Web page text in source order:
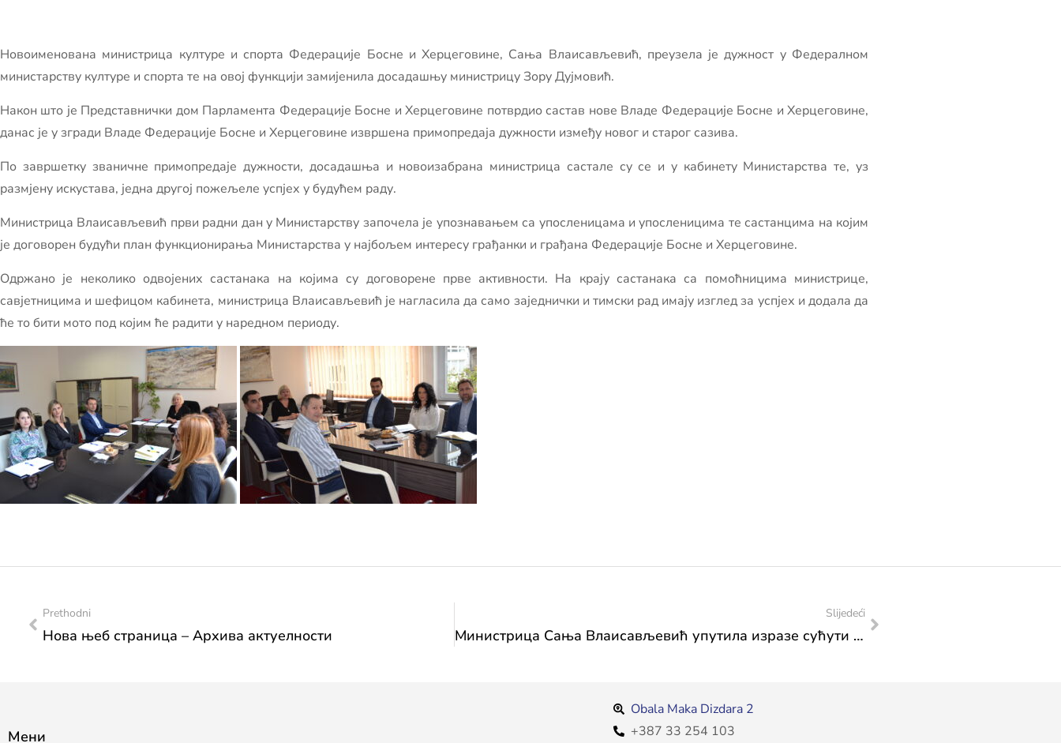
Новоименована министрица културе и спорта Федерације Босне и Херцеговине, Сања Влаисављевић, преузела је дужност у Федералном
министарству културе и спорта те на овој функцији замијенила досадашњу министрицу Зору Дујмовић.
Након што је Представнички дом Парламента Федерације Босне и Херцеговине потврдио састав нове Владе Федерације Босне и Херцеговине,
данас је у згради Владе Федерације Босне и Херцеговине извршена примопредаја дужности између новог и старог сазива.
По завршетку званичне примопредаје дужности, досадашња и новоизабрана министрица састале су се и у кабинету Министарства те, уз
размјену искустава, једна другој пожељеле успјех у будућем раду.
Министрица Влаисављевић први радни дан у Министарству започела је упознавањем са упосленицама и упосленицима те састанцима на којим
је договорен будући план функционирања Министарства у најбољем интересу грађанки и грађана Федерације Босне и Херцеговине.
Одржано је неколико одвојених састанака на којима су договорене прве активности. На крају састанака са помоћницима министрице,
савјетницима и шефицом кабинета, министрица Влаисављевић је нагласила да само заједнички и тимски рад имају изглед за успјех и додала да
ће то бити мото под којим ће радити у наредном периоду.
Prethodni
Нова њеб страница – Архива актуелности
Slijedeći
Министрица Сања Влаисављевић упутила изразе сућути поводом трагедије у Београду
Мени
Obala Maka Dizdara 2
+387 33 254 103